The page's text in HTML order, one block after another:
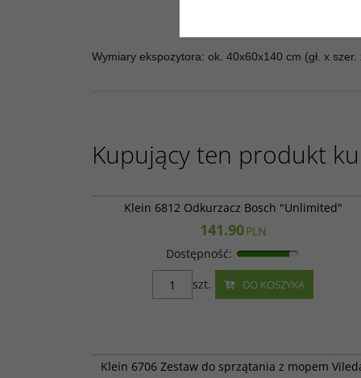
Wymiary ekspozytora: ok. 40x60x140 cm (gł. x szer.
Kupujący ten produkt
Klein 6812 Odkurzacz Bosch "Unlimited"
141.90PLN
Dostępność:
DO KOSZYKA
szt.
Klein 6706 Zestaw do sprzątania z mopem